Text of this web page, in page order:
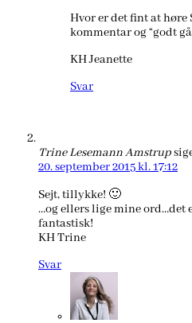
Hvor er det fint at høre
kommentar og “godt
KH Jeanette
Svar
Trine Lesemann Amstrup
20. september 2015 kl. 17:12
Sejt, tillykke! 🙂
…og ellers lige mine ord…det
fantastisk!
KH Trine
Svar